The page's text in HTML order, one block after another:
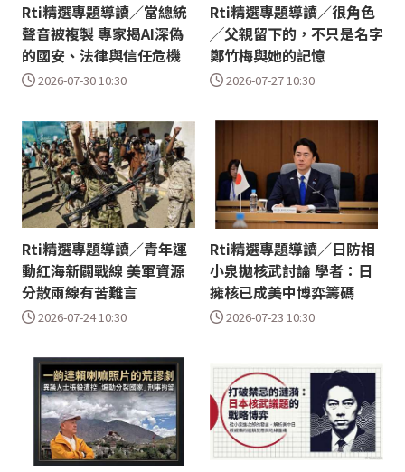
Rti精選專題導讀／當總統
聲音被複製 專家揭AI深偽
的國安、法律與信任危機
2026-07-30 10:30
Rti精選專題導讀／很角色
╱父親留下的，不只是名字
鄭竹梅與她的記憶
2026-07-27 10:30
Rti精選專題導讀／青年運
動紅海新闢戰線 美軍資源
分散兩線有苦難言
2026-07-24 10:30
Rti精選專題導讀／日防相
小泉拋核武討論 學者：日
擁核已成美中博弈籌碼
2026-07-23 10:30